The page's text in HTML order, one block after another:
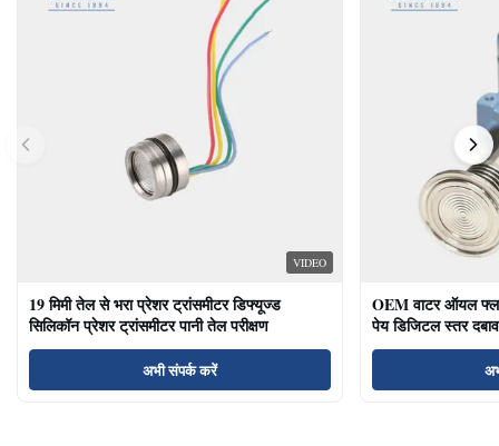
VIDEO
19 मिमी तेल से भरा प्रेशर ट्रांसमीटर डिफ्यूज्ड
सिलिकॉन प्रेशर ट्रांसमीटर पानी तेल परीक्षण
अभी संपर्क करें
OEM वाटर ऑयल
पेय डिजिटल स्तर